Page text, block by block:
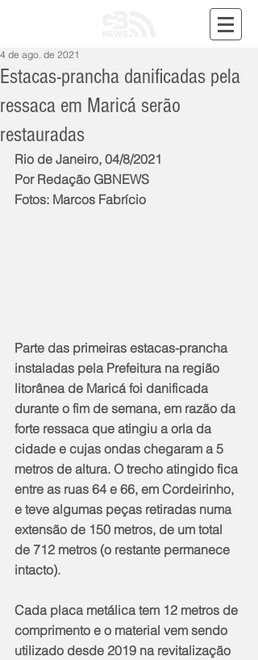
Estacas-prancha danificadas pela
ressaca em Maricá serão
restauradas
4 de ago. de 2021
Rio de Janeiro, 04/8/2021
Por Redação GBNEWS
Fotos: Marcos Fabrício
Parte das primeiras estacas-prancha
instaladas pela Prefeitura na região
litorânea de Maricá foi danificada
durante o fim de semana, em razão da
forte ressaca que atingiu a orla da
cidade e cujas ondas chegaram a 5
metros de altura. O trecho atingido fica
entre as ruas 64 e 66, em Cordeirinho,
e teve algumas peças retiradas numa
extensão de 150 metros, de um total
de 712 metros (o restante permanece
intacto).
Cada placa metálica tem 12 metros de
comprimento e o material vem sendo
utilizado desde 2019 na revitalização